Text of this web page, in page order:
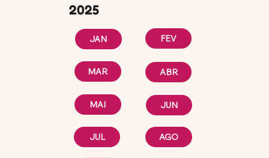
JAN FEV
MAR ABR
MAI JUN
JUL AGO
2025